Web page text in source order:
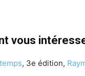
vous
, 3e édition,